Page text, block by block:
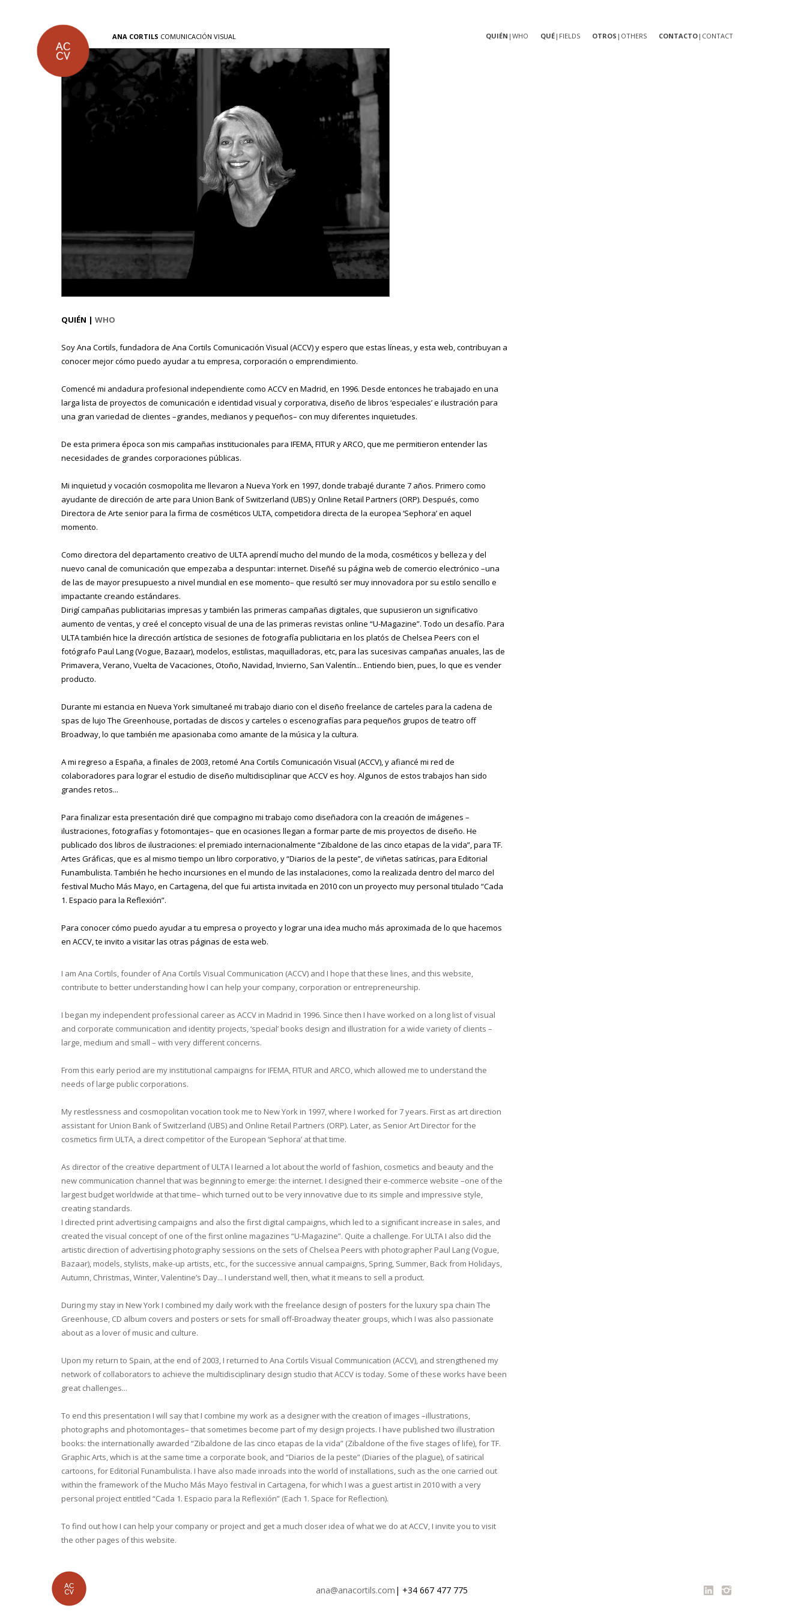
ANA CORTILS COMUNICACIÓN VISUAL QUIÉN |WHO QUÉ |FIELDS OTROS |OTHERS CONTACTO |CONTACT
QUIÉN | WHO
Soy Ana Cortils, fundadora de Ana Cortils Comunicación Visual (ACCV) y espero que estas líneas, y esta web, contribuyan a
conocer mejor cómo puedo ayudar a tu empresa, corporación o emprendimiento.
Comencé mi andadura profesional independiente como ACCV en Madrid, en 1996. Desde entonces he trabajado en una
larga lista de proyectos de comunicación e identidad visual y corporativa, diseño de libros ‘especiales’ e ilustración para
una gran variedad de clientes –grandes, medianos y pequeños– con muy diferentes inquietudes.
De esta primera época son mis campañas institucionales para IFEMA, FITUR y ARCO, que me permitieron entender las
necesidades de grandes corporaciones públicas.
Mi inquietud y vocación cosmopolita me llevaron a Nueva York en 1997, donde trabajé durante 7 años. Primero como
ayudante de dirección de arte para Union Bank of Switzerland (UBS) y Online Retail Partners (ORP). Después, como
Directora de Arte senior para la firma de cosméticos ULTA, competidora directa de la europea ‘Sephora’ en aquel
momento.
Como directora del departamento creativo de ULTA aprendí mucho del mundo de la moda, cosméticos y belleza y del
nuevo canal de comunicación que empezaba a despuntar: internet. Diseñé su página web de comercio electrónico –una
de las de mayor presupuesto a nivel mundial en ese momento– que resultó ser muy innovadora por su estilo sencillo e
impactante creando estándares.
Dirigí campañas publicitarias impresas y también las primeras campañas digitales, que supusieron un significativo
aumento de ventas, y creé el concepto visual de una de las primeras revistas online “U-Magazine”. Todo un desafío. Para
ULTA también hice la dirección artística de sesiones de fotografía publicitaria en los platós de Chelsea Peers con el
fotógrafo Paul Lang (Vogue, Bazaar), modelos, estilistas, maquilladoras, etc, para las sucesivas campañas anuales, las de
Primavera, Verano, Vuelta de Vacaciones, Otoño, Navidad, Invierno, San Valentín... Entiendo bien, pues, lo que es vender
producto.
Durante mi estancia en Nueva York simultaneé mi trabajo diario con el diseño freelance de carteles para la cadena de
spas de lujo The Greenhouse, portadas de discos y carteles o escenografías para pequeños grupos de teatro off
Broadway, lo que también me apasionaba como amante de la música y la cultura.
A mi regreso a España, a finales de 2003, retomé Ana Cortils Comunicación Visual (ACCV), y afiancé mi red de
colaboradores para lograr el estudio de diseño multidisciplinar que ACCV es hoy. Algunos de estos trabajos han sido
grandes retos...
Para finalizar esta presentación diré que compagino mi trabajo como diseñadora con la creación de imágenes –
ilustraciones, fotografías y fotomontajes– que en ocasiones llegan a formar parte de mis proyectos de diseño. He
publicado dos libros de ilustraciones: el premiado internacionalmente “Zibaldone de las cinco etapas de la vida”, para TF.
Artes Gráficas, que es al mismo tiempo un libro corporativo, y “Diarios de la peste”, de viñetas satíricas, para Editorial
Funambulista. También he hecho incursiones en el mundo de las instalaciones, como la realizada dentro del marco del
festival Mucho Más Mayo, en Cartagena, del que fui artista invitada en 2010 con un proyecto muy personal titulado “Cada
1. Espacio para la Reflexión”.
Para conocer cómo puedo ayudar a tu empresa o proyecto y lograr una idea mucho más aproximada de lo que hacemos
en ACCV, te invito a visitar las otras páginas de esta web.
I am Ana Cortils, founder of Ana Cortils Visual Communication (ACCV) and I hope that these lines, and this website,
contribute to better understanding how I can help your company, corporation or entrepreneurship.
I began my independent professional career as ACCV in Madrid in 1996. Since then I have worked on a long list of visual
and corporate communication and identity projects, ‘special’ books design and illustration for a wide variety of clients –
large, medium and small – with very different concerns.
From this early period are my institutional campaigns for IFEMA, FITUR and ARCO, which allowed me to understand the
needs of large public corporations.
My restlessness and cosmopolitan vocation took me to New York in 1997, where I worked for 7 years. First as art direction
assistant for Union Bank of Switzerland (UBS) and Online Retail Partners (ORP). Later, as Senior Art Director for the
cosmetics firm ULTA, a direct competitor of the European ‘Sephora’ at that time.
As director of the creative department of ULTA I learned a lot about the world of fashion, cosmetics and beauty and the
new communication channel that was beginning to emerge: the internet. I designed their e-commerce website –one of the
largest budget worldwide at that time– which turned out to be very innovative due to its simple and impressive style,
creating standards.
I directed print advertising campaigns and also the first digital campaigns, which led to a significant increase in sales, and
created the visual concept of one of the first online magazines “U-Magazine”. Quite a challenge. For ULTA I also did the
artistic direction of advertising photography sessions on the sets of Chelsea Peers with photographer Paul Lang (Vogue,
Bazaar), models, stylists, make-up artists, etc., for the successive annual campaigns, Spring, Summer, Back from Holidays,
Autumn, Christmas, Winter, Valentine’s Day... I understand well, then, what it means to sell a product.
During my stay in New York I combined my daily work with the freelance design of posters for the luxury spa chain The
Greenhouse, CD album covers and posters or sets for small off-Broadway theater groups, which I was also passionate
about as a lover of music and culture.
Upon my return to Spain, at the end of 2003, I returned to Ana Cortils Visual Communication (ACCV), and strengthened my
network of collaborators to achieve the multidisciplinary design studio that ACCV is today. Some of these works have been
great challenges...
To end this presentation I will say that I combine my work as a designer with the creation of images –illustrations,
photographs and photomontages– that sometimes become part of my design projects. I have published two illustration
books: the internationally awarded “Zibaldone de las cinco etapas de la vida” (Zibaldone of the five stages of life), for TF.
Graphic Arts, which is at the same time a corporate book, and “Diarios de la peste” (Diaries of the plague), of satirical
cartoons, for Editorial Funambulista. I have also made inroads into the world of installations, such as the one carried out
within the framework of the Mucho Más Mayo festival in Cartagena, for which I was a guest artist in 2010 with a very
personal project entitled “Cada 1. Espacio para la Reflexión” (Each 1. Space for Reflection).
To find out how I can help your company or project and get a much closer idea of ​​what we do at ACCV, I invite you to visit
the other pages of this website.
ana@anacortils.com | +34 667 477 775